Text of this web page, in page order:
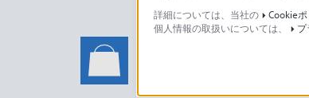
ソニーストアでのお
ソニーストアのご利用方
詳細については、当社の
Cookie
個人情報の取扱いについては、